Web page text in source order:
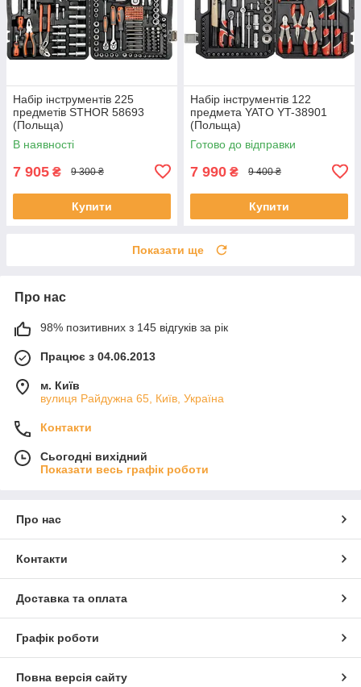
Набір інструментів 225
предметів STHOR 58693
(Польща)
В наявності
7 905 ₴ 9 300 ₴
Купити
Набір інструментів 122
предмета YATO YT-38901
(Польща)
Готово до відправки
7 990 ₴ 9 400 ₴
Купити
Показати ще
Про нас
98% позитивних з 145 відгуків за рік
Працює з 04.06.2013
м. Київ
вулиця Райдужна 65, Київ, Україна
Контакти
Сьогодні вихідний
Показати весь графік роботи
Про нас
Контакти
Доставка та оплата
Графік роботи
Повна версія сайту